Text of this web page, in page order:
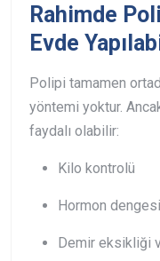
Rahimde
Evde
Polipi tamamen
yöntemi yoktur.
faydalı olabilir:
Kilo kontrolü
Hormon
Demir eksikliği